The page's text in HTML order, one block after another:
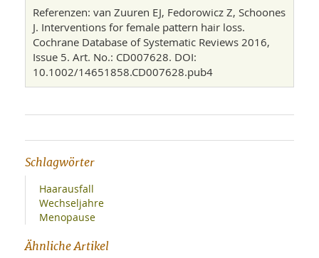
Referenzen: van Zuuren EJ, Fedorowicz Z, Schoones
J. Interventions for female pattern hair loss.
Cochrane Database of Systematic Reviews 2016,
Issue 5. Art. No.: CD007628. DOI:
10.1002/14651858.CD007628.pub4
Schlagwörter
Haarausfall
Wechseljahre
Menopause
Ähnliche Artikel